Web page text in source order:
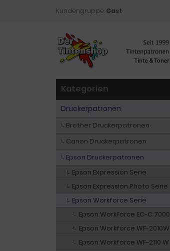
Kundengruppe: Gast
Kategorien
Druckerpatronen
Brother Druckerpatronen
Canon Druckerpatronen
Epson Druckerpatronen
Epson Expression Serie
Epson Expression Photo Serie
Epson Workforce Serie
Epson WorkForce EC-C 7000
Epson Workforce WF-2010W
Epson Workforce WF-2110 W